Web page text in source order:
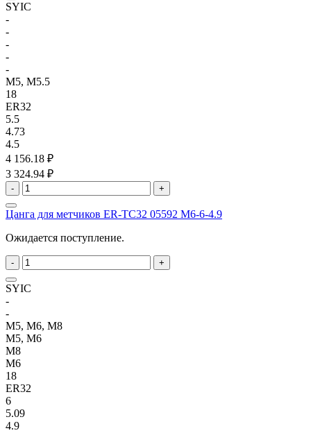
SYIC
-
-
-
-
-
M5, M5.5
18
ER32
5.5
4.73
4.5
4 156.18 ₽
3 324.94 ₽
- +
Цанга для метчиков ER-TC32 05592 M6-6-4.9
Ожидается поступление.
- +
SYIC
-
-
M5, M6, M8
M5, M6
M8
M6
18
ER32
6
5.09
4.9